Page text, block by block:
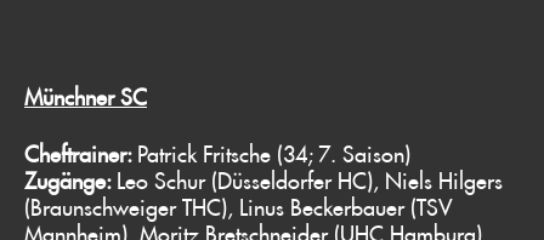
Münchner SC
Cheftrainer: Patrick Fritsche (34; 7. Saison)
Zugänge: Leo Schur (Düsseldorfer HC), Niels Hilgers
(Braunschweiger THC), Linus Beckerbauer (TSV
Mannheim), Moritz Bretschneider (UHC Hamburg),